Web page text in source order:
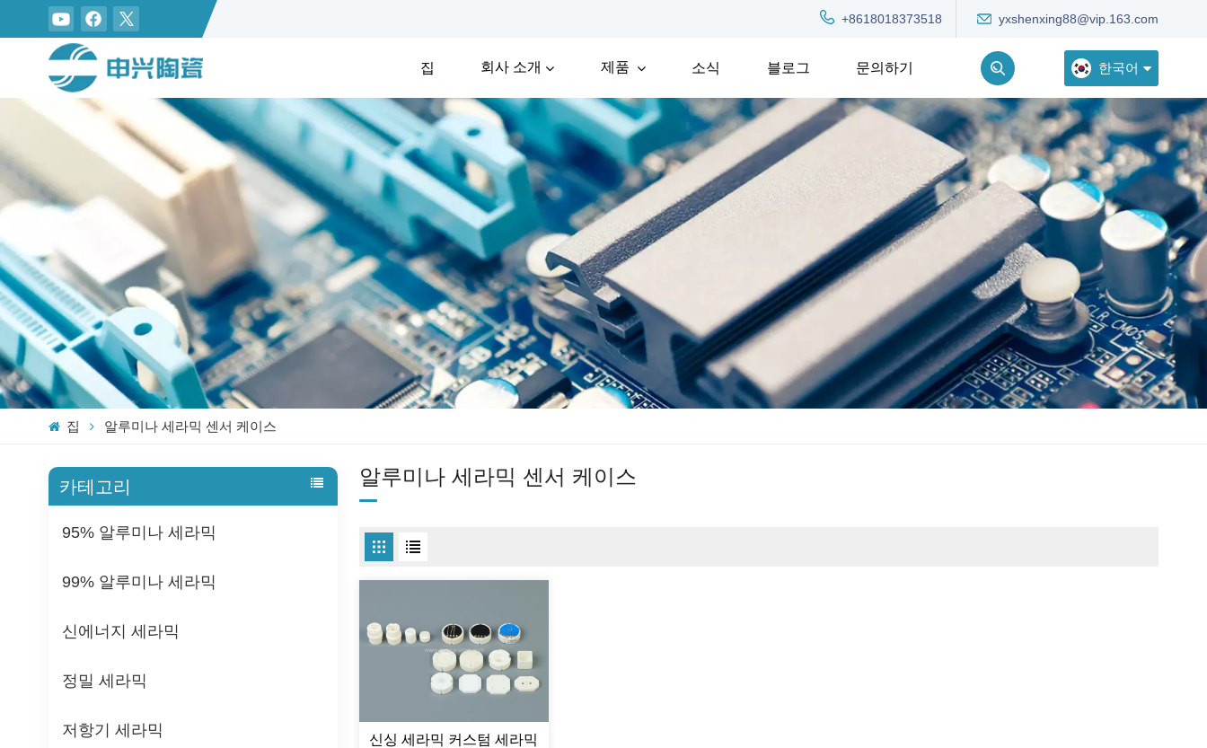
+8618018373518 yxshenxing88@vip.163.com
집 회사 소개 제품 소식 블로그 문의하기 한국어
English
Deutsch
Русский
한국어
Türkçe
집 알루미나 세라믹 센서 케이스
카테고리
95% 알루미나 세라믹
99% 알루미나 세라믹
신에너지 세라믹
정밀 세라믹
저항기 세라믹
알루미나 세라믹 센서 케이스
신싱 세라믹 커스텀 세라믹